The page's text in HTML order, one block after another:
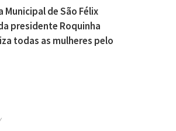
Municipal de São Félix
presidente Roquinha
todas as mulheres pelo